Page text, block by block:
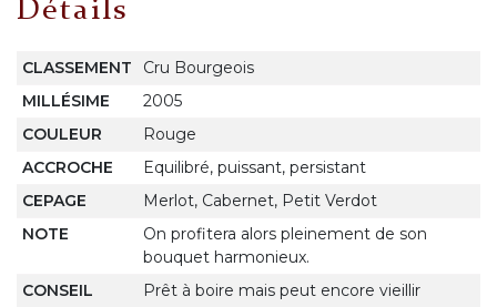
Détails
CLASSEMENT
Cru Bourgeois
MILLÉSIME
2005
COULEUR
Rouge
ACCROCHE
Equilibré, puissant, persistant
CEPAGE
Merlot, Cabernet, Petit Verdot
NOTE
On profitera alors pleinement de son
bouquet harmonieux.
CONSEIL
Prêt à boire mais peut encore vieillir